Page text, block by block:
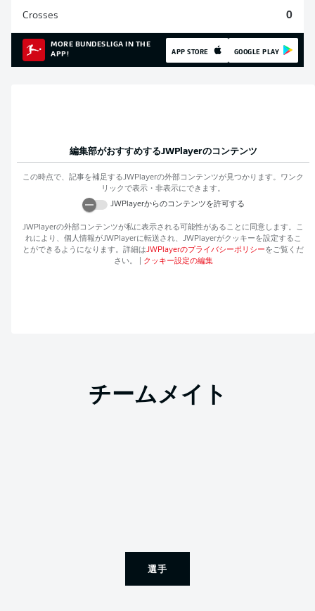
Crosses 0
MORE BUNDESLIGA IN THE
APP!
APP STORE GOOGLE PLAY
編集部がおすすめするJWPlayerのコンテンツ
この時点で、記事を補足するJWPlayerの外部コンテンツが見つかります。ワンク
リックで表示・非表示にできます。
JWPlayerからのコンテンツを許可する
JWPlayerの外部コンテンツが私に表示される可能性があることに同意します。こ
れにより、個人情報がJWPlayerに転送され、 JWPlayerがクッキーを設定するこ
とができるようになります。詳細はJWPlayerのプライバシーポリシーをご覧くだ
さい。
クッキー設定の編集
チームメイト
選手